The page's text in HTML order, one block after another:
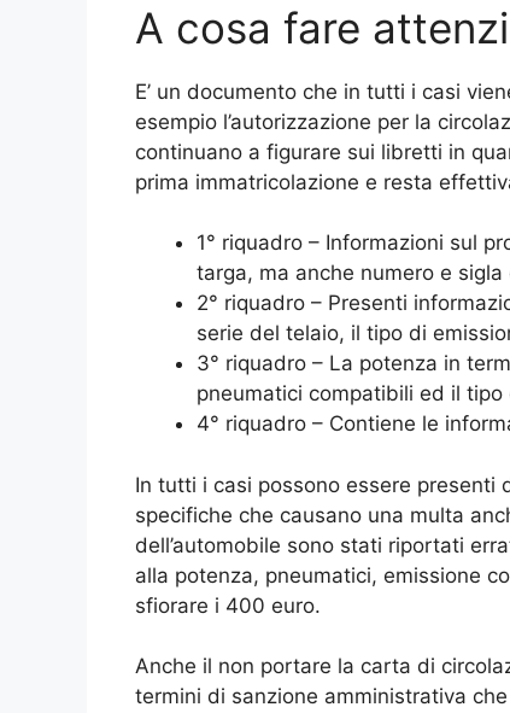
A cosa fare
E’ un documento che in tutti i casi
esempio l’autorizzazione per la
continuano a figurare sui libretti in
prima immatricolazione e resta
1° riquadro – Informazioni sul
targa, ma anche numero e
2° riquadro – Presenti
serie del telaio, il tipo di
3° riquadro – La potenza in
pneumatici compatibili ed il tipo
4° riquadro – Contiene le
In tutti i casi possono essere
specifiche che causano una multa
dell’automobile sono stati riportati
alla potenza, pneumatici, emissione
sfiorare i 400 euro.
Anche il non portare la carta di
termini di sanzione amministrativa